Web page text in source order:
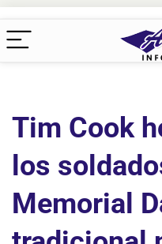
Tim Cook
los
Memorial